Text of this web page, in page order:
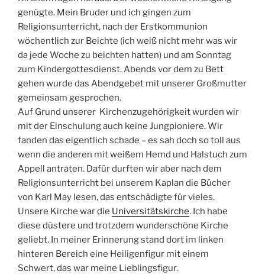
genügte. Mein Bruder und ich gingen zum
Religionsunterricht, nach der Erstkommunion
wöchentlich zur Beichte (ich weiß nicht mehr was wir
da jede Woche zu beichten hatten) und am Sonntag
zum Kindergottesdienst. Abends vor dem zu Bett
gehen wurde das Abendgebet mit unserer Großmutter
gemeinsam gesprochen.
Auf Grund unserer Kirchenzugehörigkeit wurden wir
mit der Einschulung auch keine Jungpioniere. Wir
fanden das eigentlich schade – es sah doch so toll aus
wenn die anderen mit weißem Hemd und Halstuch zum
Appell antraten. Dafür durften wir aber nach dem
Religionsunterricht bei unserem Kaplan die Bücher
von Karl May lesen, das entschädigte für vieles.
Unsere Kirche war die Universitätskirche. Ich habe
diese düstere und trotzdem wunderschöne Kirche
geliebt. In meiner Erinnerung stand dort im linken
hinteren Bereich eine Heiligenfigur mit einem
Schwert, das war meine Lieblingsfigur.